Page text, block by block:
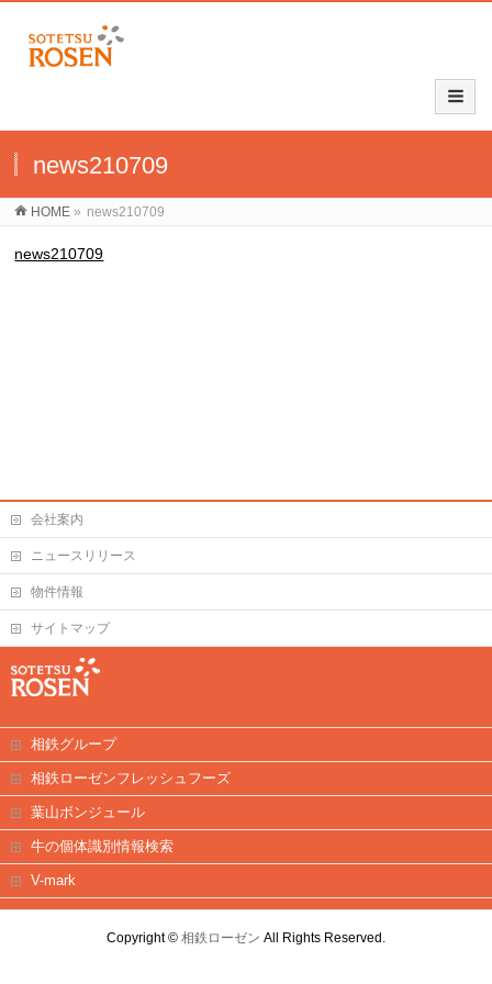
news210709
HOME » news210709
news210709
会社案内
ニュースリリース
物件情報
サイトマップ
相鉄グループ
相鉄ローゼンフレッシュフーズ
葉山ボンジュール
牛の個体識別情報検索
V-mark
Copyright © 相鉄ローゼン All Rights Reserved.